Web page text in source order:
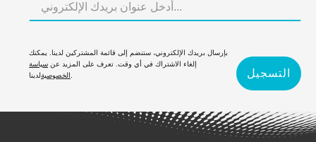
بإرسال بريدك الإلكتروني، ستنضم إلى قائمة المشتركين لدينا. يمكنك
إلغاء الاشتراك في أي وقت. تعرف على المزيد عن سياسة
الخصوصية
التسجيل